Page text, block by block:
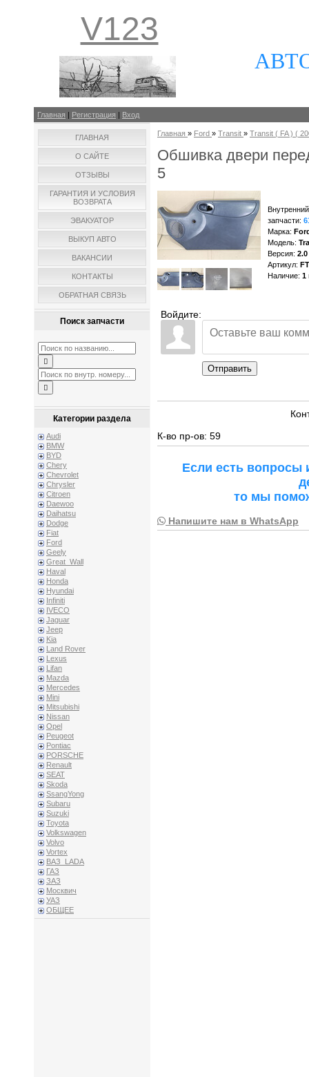
V123
Главная | Регистрация | Вход
ГЛАВНАЯ
О САЙТЕ
ОТЗЫВЫ
ГАРАНТИЯ И УСЛОВИЯ
ВОЗВРАТА
ЭВАКУАТОР
ВЫКУП АВТО
ВАКАНСИИ
КОНТАКТЫ
ОБРАТНАЯ СВЯЗЬ
Поиск запчасти
Категории раздела
Audi
BMW
BYD
Chery
Chevrolet
Chrysler
Citroen
Daewoo
Daihatsu
Dodge
Fiat
Ford
Geely
Great_Wall
Haval
Honda
Hyundai
Infiniti
IVECO
Jaguar
Jeep
Kia
Land Rover
Lexus
Lifan
Mazda
Mercedes
Mini
Mitsubishi
Nissan
Opel
Peugeot
Pontiac
PORSCHE
Renault
SEAT
Skoda
SsangYong
Subaru
Suzuki
Toyota
Volkswagen
Volvo
Vortex
ВАЗ_LADA
ГАЗ
ЗАЗ
Москвич
УАЗ
ОБЩЕЕ
Главная » Ford » Transit » Transit ( FA ) (
Обшивка двери
5
запчасти:
Марка:
Модель:
Версия:
Артикул:
Наличие: 1
Войдите:
Отправить
К-во пр-ов: 59
Если есть
то мы
Напишите нам в WhatsApp